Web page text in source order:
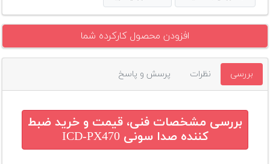
افزودن محصول کارکرده شما
بررسی نظرات پرسش و پاسخ
بررسی مشخصات فنی، قیمت و خرید ضبط
کننده صدا سونی ICD-PX470